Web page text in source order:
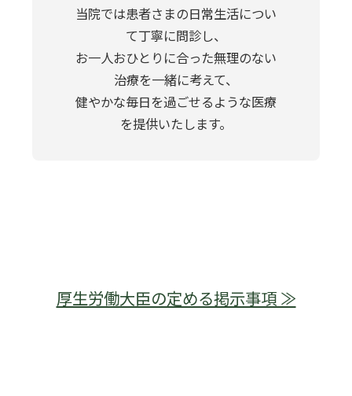
当院では患者さまの日常生活につい
て丁寧に問診し、
お一人おひとりに合った無理のない
治療を一緒に考えて、
健やかな毎日を過ごせるような医療
を提供いたします。
厚生労働大臣の定める掲示事項 ≫